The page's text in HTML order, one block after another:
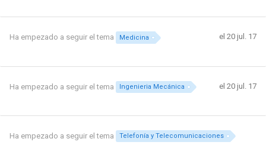
Ha empezado a seguir el tema Medicina el 20 jul. 17
Ha empezado a seguir el tema Ingenieria Mecánica el 20 jul. 17
Ha empezado a seguir el tema Telefonía y Telecomunicaciones